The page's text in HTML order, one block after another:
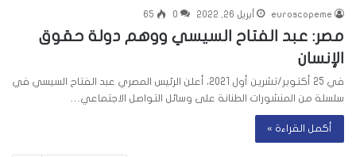
euroscopeme أبريل 26, 2022 0
65
مصر: عبد الفتاح السيسي ووهم دولة حقوق
الإنسان
في 25 أكتوبر/تشرين أول 2021، أعلن الرئيس المصري عبد الفتاح السيسي في
سلسلة من المنشورات الطنانة على وسائل التواصل الاجتماعي…
أكمل القراءة »